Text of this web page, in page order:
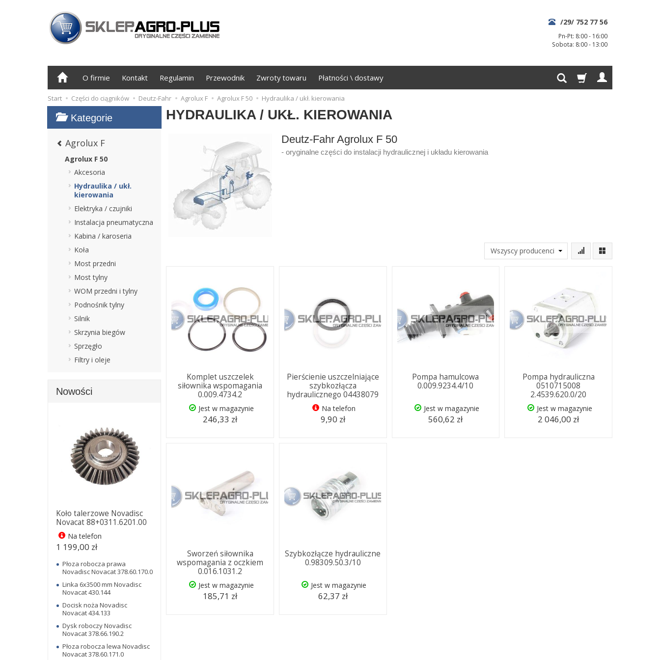
/29/ 752 77 56
Pn-Pt: 8:00 - 16:00
Sobota: 8:00 - 13:00
O firmie Kontakt Regulamin Przewodnik Zwroty towaru Płatności \ dostawy
Start Części do ciągników Deutz-Fahr Agrolux F Agrolux F 50 Hydraulika / ukł. kierowania
HYDRAULIKA / UKŁ. KIEROWANIA
Deutz-Fahr Agrolux F 50
- oryginalne części do instalacji hydraulicznej i układu kierowania
Komplet uszczelek
siłownika wspomagania
0.009.4734.2
Jest w magazynie
246,33 zł
Pierścienie uszczelniające
szybkozłącza
hydraulicznego 04438079
Na telefon
9,90 zł
Pompa hamulcowa
0.009.9234.4/10
Jest w magazynie
560,62 zł
Pompa hydrauliczna
0510715008
2.4539.620.0/20
Jest w magazynie
2 046,00 zł
Sworzeń siłownika
wspomagania z oczkiem
0.016.1031.2
Jest w magazynie
185,71 zł
Szybkozłącze hydrauliczne
0.98309.50.3/10
Jest w magazynie
62,37 zł
Kategorie
Agrolux F
Agrolux F 50
Akcesoria
Hydraulika / ukł.
kierowania
Elektryka / czujniki
Instalacja pneumatyczna
Kabina / karoseria
Koła
Most przedni
Most tylny
WOM przedni i tylny
Podnośnik tylny
Silnik
Skrzynia biegów
Sprzęgło
Filtry i oleje
Nowości
Koło talerzowe Novadisc
Novacat 88+0311.6201.00
Na telefon
1 199,00 zł
Płoza robocza prawa
Novadisc Novacat 378.60.170.0
Linka 6x3500 mm Novadisc
Novacat 430.144
Docisk noża Novadisc
Novacat 434.133
Dysk roboczy Novadisc
Novacat 378.66.190.2
Płoza robocza lewa Novadisc
Novacat 378.60.171.0